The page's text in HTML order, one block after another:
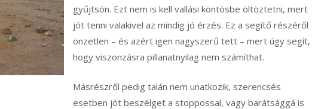
gyűjtsön. Ezt nem is kell vallási köntösbe öltöztetni, mert
jót tenni valakivel az mindig jó érzés. Ez a segítő részéről
önzetlen – és azért igen nagyszerű tett – mert úgy segít,
hogy viszonzásra pillanatnyilag nem számíthat.
Másrészről pedig talán nem unatkozik, szerencsés
esetben jót beszélget a stoppossal, vagy barátsággá is